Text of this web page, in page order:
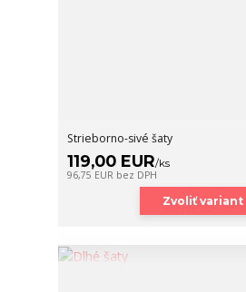
Strieborno-sivé šaty
119,00 EUR/ks
96,75 EUR bez DPH
Zvoliť variant